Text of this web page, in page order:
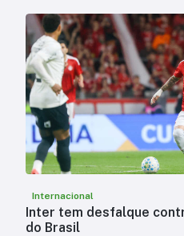
Internacional
Inter tem desfalque
do Brasil